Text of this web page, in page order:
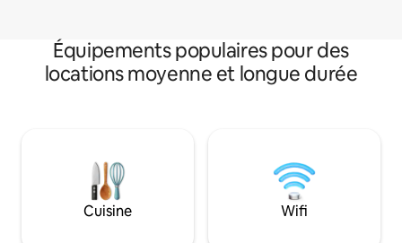
Équipements populaires pour des
locations moyenne et longue durée
Cuisine Wifi